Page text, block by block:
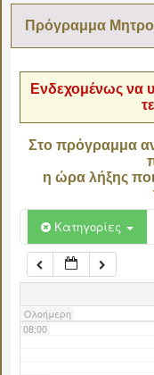
Πρόγραμμα
Ενδεχομένως να
Στο πρόγραμμα
η ώρα λήξης
Κατηγορίες
Ολοήμερη
02:00
06:00
07:00
08:00